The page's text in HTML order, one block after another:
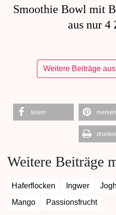
Smoothie Bowl mit
aus nur 4
Weitere Beiträge
teilen merken
Weitere Beiträge
Haferflocken Ingwer
Mango
Passionsfrucht